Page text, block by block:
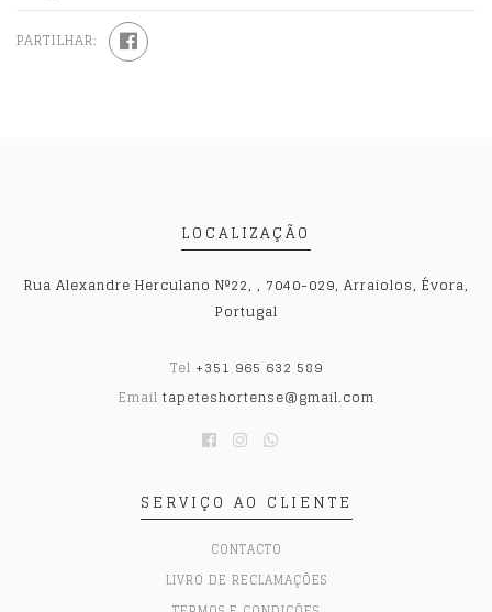
PARTILHAR:
LOCALIZAÇÃO
Rua Alexandre Herculano Nº22, , 7040-029, Arraiolos, Évora,
Portugal
Tel +351 965 632 589
Email tapeteshortense@gmail.com
SERVIÇO AO CLIENTE
CONTACTO
LIVRO DE RECLAMAÇÕES